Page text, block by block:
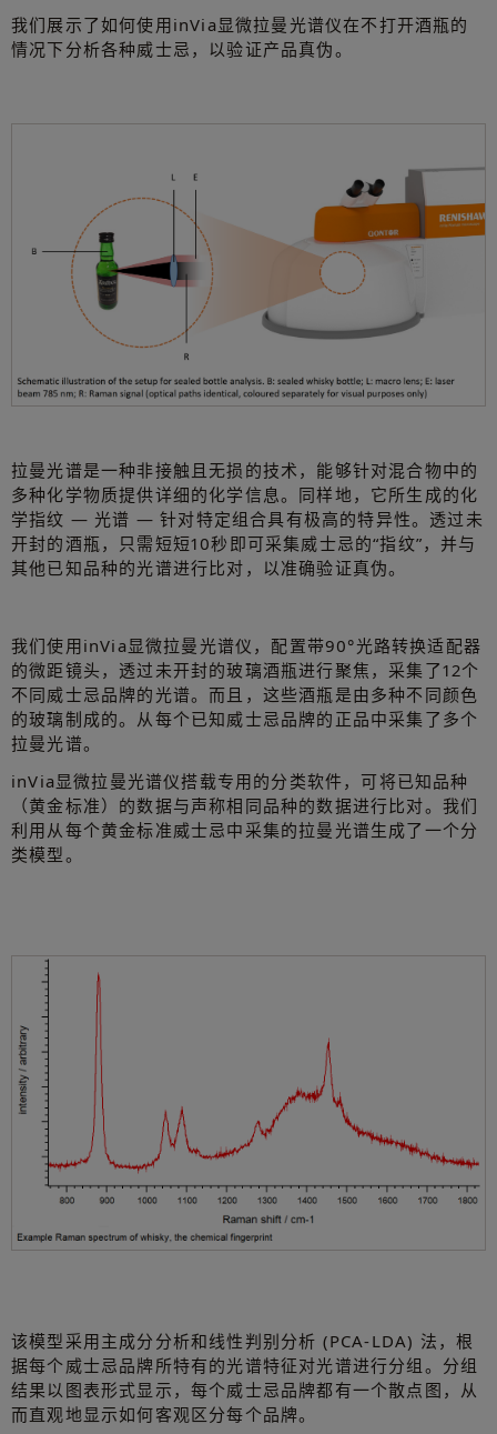
我们展示了如何使用inVia显微拉曼光谱仪在不打开酒瓶的
情况下分析各种威士忌，以验证产品真伪。
拉曼光谱是一种非接触且无损的技术，能够针对混合物中的
多种化学物质提供详细的化学信息。同样地，它所生成的化
学指纹 — 光谱 — 针对特定组合具有极高的特异性。透过未
开封的酒瓶，只需短短10秒即可采集威士忌的“指纹”，并与
其他已知品种的光谱进行比对，以准确验证真伪。
我们使用inVia显微拉曼光谱仪，配置带90°光路转换适配器
的微距镜头，透过未开封的玻璃酒瓶进行聚焦，采集了12个
不同威士忌品牌的光谱。而且，这些酒瓶是由多种不同颜色
的玻璃制成的。从每个已知威士忌品牌的正品中采集了多个
拉曼光谱。
inVia显微拉曼光谱仪搭载专用的分类软件，可将已知品种
（黄金标准）的数据与声称相同品种的数据进行比对。我们
利用从每个黄金标准威士忌中采集的拉曼光谱生成了一个分
类模型。
该模型采用主成分分析和线性判别分析 (PCA-LDA) 法，根
据每个威士忌品牌所特有的光谱特征对光谱进行分组。分组
结果以图表形式显示，每个威士忌品牌都有一个散点图，从
而直观地显示如何客观区分每个品牌。